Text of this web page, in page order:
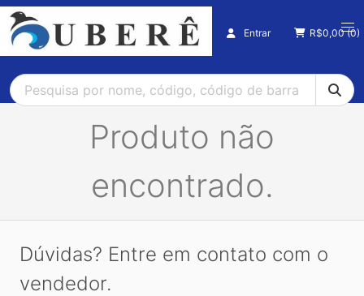
Entrar R$0,00 (0)
Produto não
encontrado.
Dúvidas? Entre em contato com o
vendedor.